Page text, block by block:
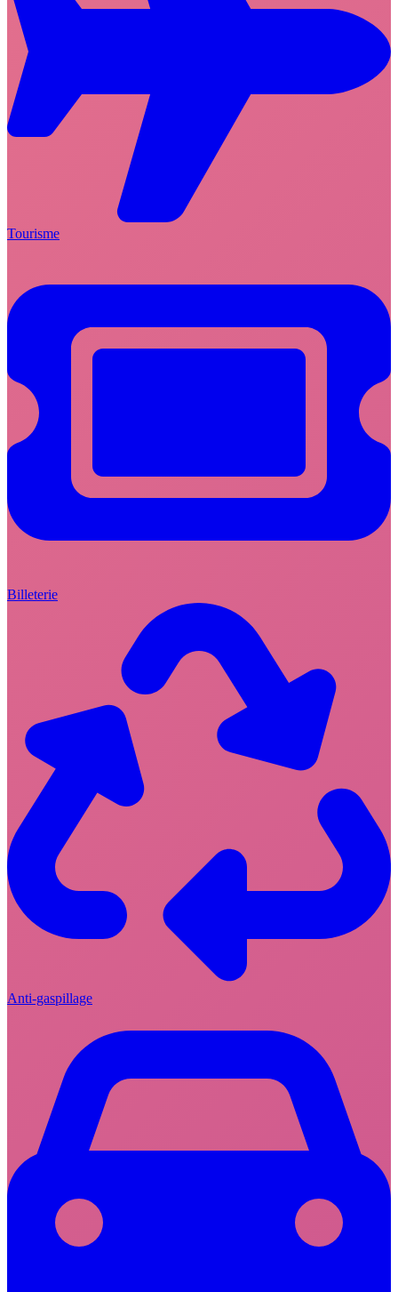
Tourisme
Billeterie
Anti-gaspillage